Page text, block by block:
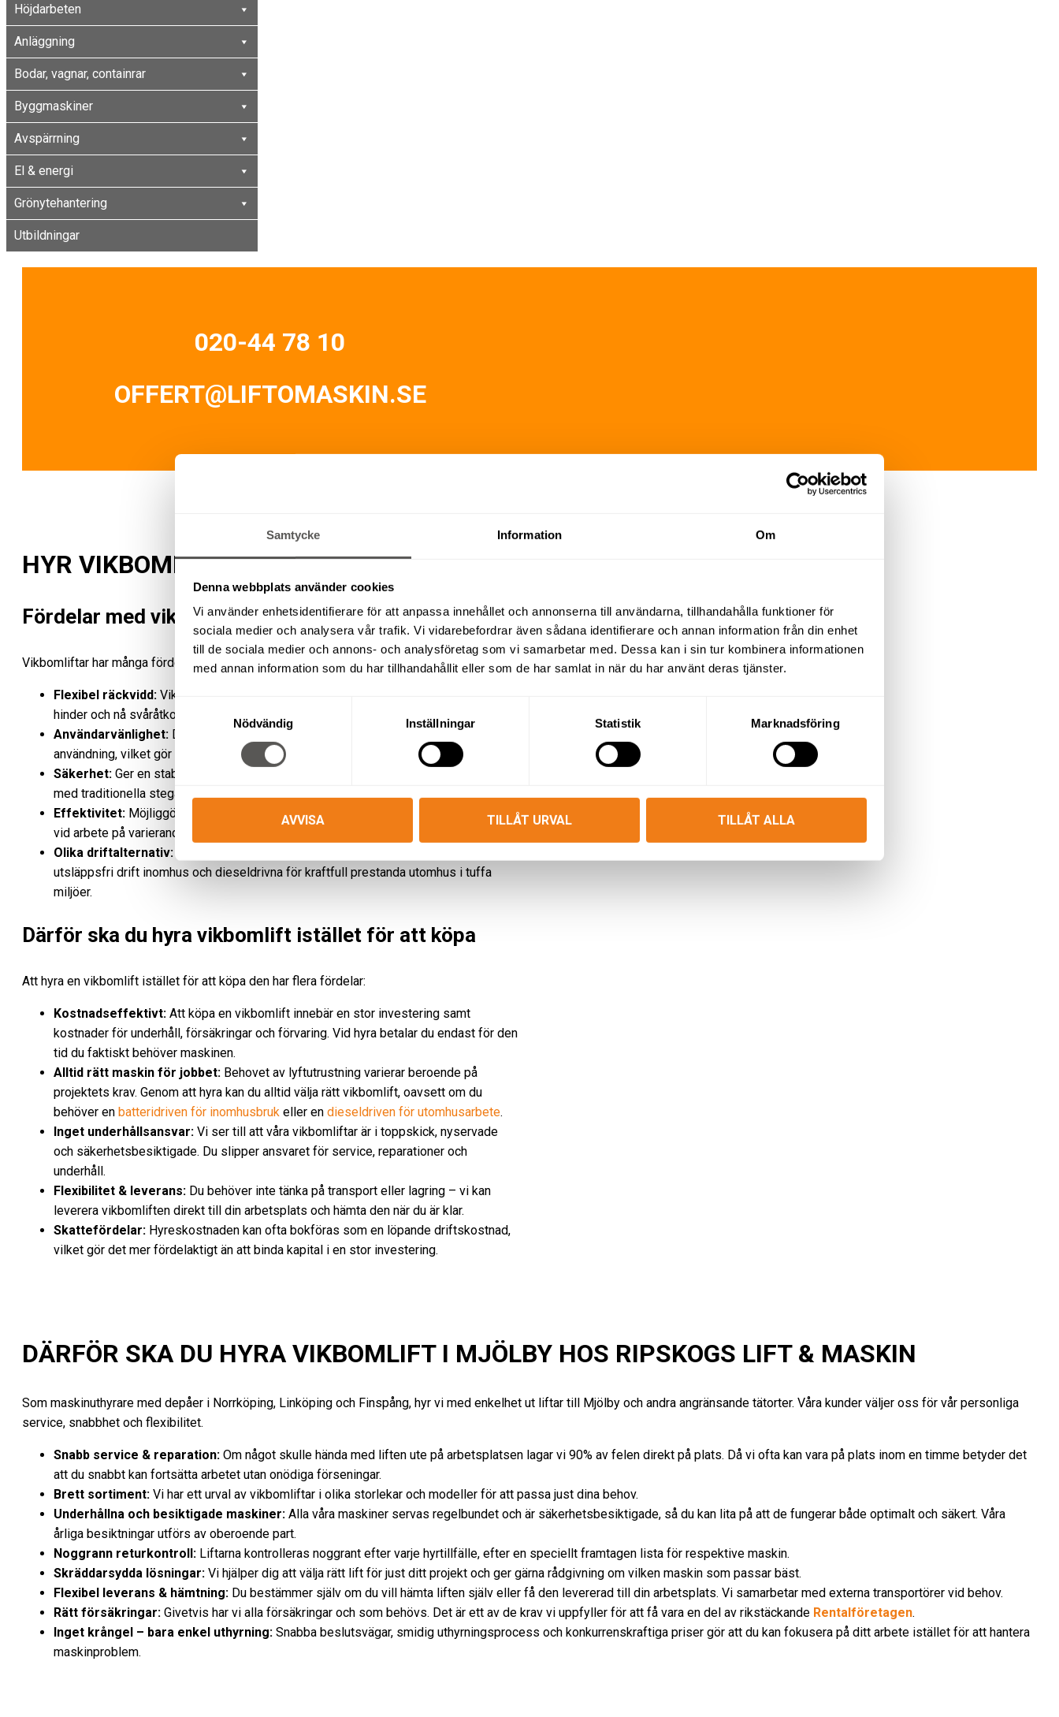
Samtycke Information Om
Denna webbplats använder cookies
Vi använder enhetsidentifierare för att anpassa innehållet och annonserna till användarna, tillhandahålla funktioner för
sociala medier och analysera vår trafik. Vi vidarebefordrar även sådana identifierare och annan information från din enhet
till de sociala medier och annons- och analysföretag som vi samarbetar med. Dessa kan i sin tur kombinera informationen
med annan information som du har tillhandahållit eller som de har samlat in när du har använt deras tjänster.
Nödvändig
Inställningar Statistik Marknadsföring
AVVISA TILLÅT URVAL TILLÅT ALLA
Höjdarbeten
Anläggning
Bodar, vagnar, containrar
Byggmaskiner
Avspärrning
El & energi
Grönytehantering
Utbildningar
020-44 78 10
OFFERT@LIFTOMASKIN.SE
HYR VIKBOMLIFT FÖR EFFEKTIVT ARBETE I MJÖLBY
Fördelar med vikbomliftar
Vikbomliftar har många fördelar när det gäller både flexibilitet och räckvidd.
Flexibel räckvidd: Vikbomliftar har en ledad bom som gör det enkelt att arbeta runt
hinder och nå svåråtkomliga områden, både vertikalt och horisontellt.
Användarvänlighet: De är enkla att manövrera och kräver minimal träning för säker
användning, vilket gör dem effektiva för både nybörjare och erfarna användare.
Säkerhet: Ger en stabil arbetsplattform som minimerar risken för fallolyckor jämfört
med traditionella stegar och ställningar.
Effektivitet: Möjliggör snabb förflyttning och exakt positionering, vilket sparar tid
vid arbete på varierande höjder och platser.
Olika driftalternativ:
utsläppsfri drift inomhus och dieseldrivna för kraftfull prestanda utomhus i tuffa
miljöer.
Därför ska du hyra vikbomlift istället för att köpa
Att hyra en vikbomlift istället för att köpa den har flera fördelar:
Kostnadseffektivt: Att köpa en vikbomlift innebär en stor investering samt
kostnader för underhåll, försäkringar och förvaring. Vid hyra betalar du endast för den
tid du faktiskt behöver maskinen.
Alltid rätt maskin för jobbet: Behovet av lyftutrustning varierar beroende på
projektets krav. Genom att hyra kan du alltid välja rätt vikbomlift, oavsett om du
behöver en batteridriven för inomhusbruk eller en dieseldriven för utomhusarbete.
Inget underhållsansvar: Vi ser till att våra vikbomliftar är i toppskick, nyservade
och säkerhetsbesiktigade. Du slipper ansvaret för service, reparationer och
underhåll.
Flexibilitet & leverans: Du behöver inte tänka på transport eller lagring – vi kan
leverera vikbomliften direkt till din arbetsplats och hämta den när du är klar.
Skattefördelar: Hyreskostnaden kan ofta bokföras som en löpande driftskostnad,
vilket gör det mer fördelaktigt än att binda kapital i en stor investering.
DÄRFÖR SKA DU HYRA VIKBOMLIFT I MJÖLBY HOS RIPSKOGS LIFT & MASKIN
Som maskinuthyrare med depåer i Norrköping, Linköping och Finspång, hyr vi med enkelhet ut liftar till Mjölby och andra angränsande tätorter. Våra kunder väljer oss för vår personliga
service, snabbhet och flexibilitet.
Snabb service & reparation: Om något skulle hända med liften ute på arbetsplatsen lagar vi 90% av felen direkt på plats. Då vi ofta kan vara på plats inom en timme betyder det
att du snabbt kan fortsätta arbetet utan onödiga förseningar.
Brett sortiment: Vi har ett urval av vikbomliftar i olika storlekar och modeller för att passa just dina behov.
Underhållna och besiktigade maskiner: Alla våra maskiner servas regelbundet och är säkerhetsbesiktigade, så du kan lita på att de fungerar både optimalt och säkert. Våra
årliga besiktningar utförs av oberoende part.
Noggrann returkontroll: Liftarna kontrolleras noggrant efter varje hyrtillfälle, efter en speciellt framtagen lista för respektive maskin.
Skräddarsydda lösningar: Vi hjälper dig att välja rätt lift för just ditt projekt och ger gärna rådgivning om vilken maskin som passar bäst.
Flexibel leverans & hämtning: Du bestämmer själv om du vill hämta liften själv eller få den levererad till din arbetsplats. Vi samarbetar med externa transportörer vid behov.
Rätt försäkringar: Givetvis har vi alla försäkringar och som behövs. Det är ett av de krav vi uppfyller för att få vara en del av rikstäckande Rentalföretagen.
Inget krångel – bara enkel uthyrning: Snabba beslutsvägar, smidig uthyrningsprocess och konkurrenskraftiga priser gör att du kan fokusera på ditt arbete istället för att hantera
maskinproblem.